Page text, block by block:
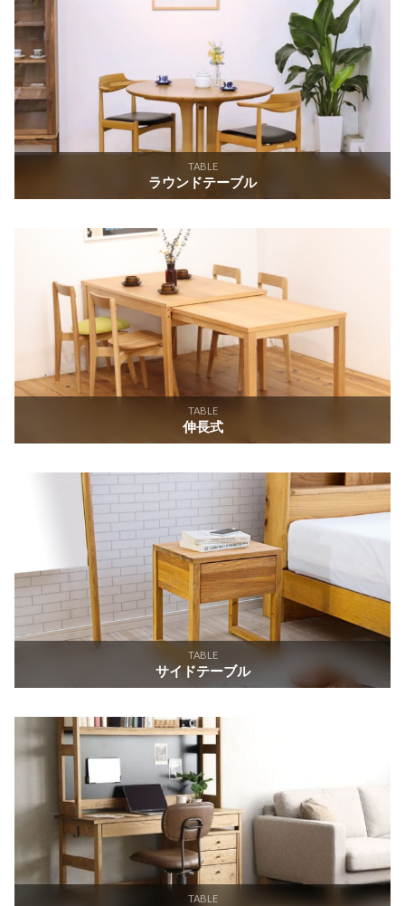
TABLE
ラウンドテーブル
TABLE
伸長式
TABLE
サイドテーブル
TABLE